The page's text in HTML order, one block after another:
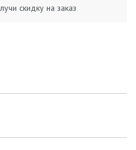
скидку на заказ